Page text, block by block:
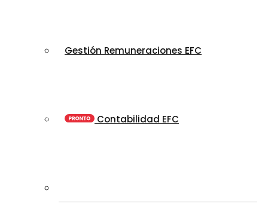
Gestión Remuneraciones EFC
Contabilidad EFC